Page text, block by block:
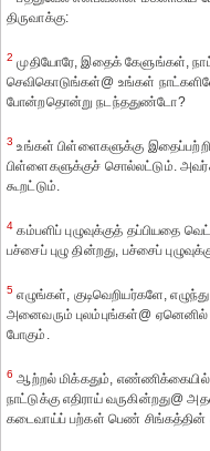
திருவாக்கு:
2 முதியோரே, இதைக் கேளுங்கள்,
செவிகொடுங்கள்@ உங்கள்
போன்றதொன்று நடந்ததுண்டோ?
3 உங்கள் பிள்ளைகளுக்கு
பிள்ளைகளுக்குச் சொல்லட்டும்.
கூறட்டும்.
4 கம்பளிப் புழுவுக்குத் தப்பியதை
பச்சைப் புழு தின்றது, பச்சைப்
5 எழுங்கள், குடிவெறியர்களே,
அனைவரும் புலம்புங்கள்@
போகும்.
6 ஆற்றல் மிக்கதும்,
நாட்டுக்கு எதிராய்
கடைவாய்ப் பற்கள் பெண்